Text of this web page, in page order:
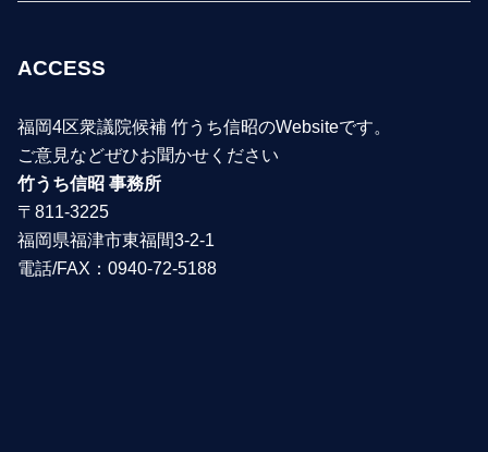
ACCESS
福岡4区衆議院候補 竹うち信昭のWebsiteです。
ご意見などぜひお聞かせください
竹うち信昭 事務所
〒811-3225
福岡県福津市東福間3-2-1
電話/FAX：0940-72-5188